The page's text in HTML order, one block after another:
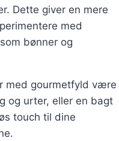
Dette giver en mere
med
bønner og
med gourmetfyld være
og urter, eller en bagt
touch til dine